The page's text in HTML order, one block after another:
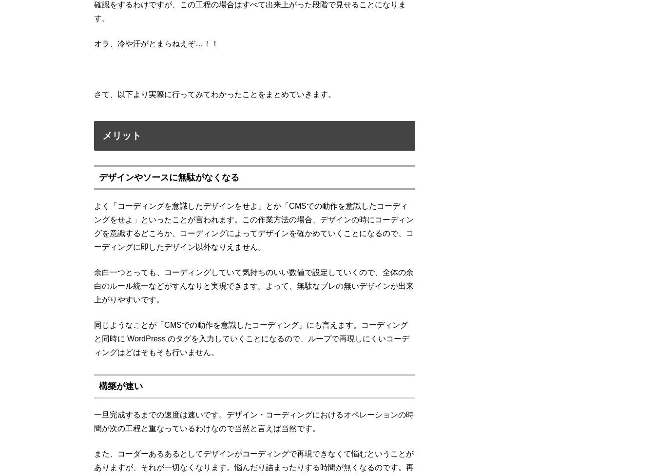
確認をするわけですが、この工程の場合はすべて出来上がった段階で見せることになりま
す。
オラ、冷や汗がとまらねえぞ…！！
さて、以下より実際に行ってみてわかったことをまとめていきます。
メリット
デザインやソースに無駄がなくなる
よく「コーディングを意識したデザインをせよ」とか「CMSでの動作を意識したコーディ
ングをせよ」といったことが言われます。この作業方法の場合、デザインの時にコーディン
グを意識するどころか、コーディングによってデザインを確かめていくことになるので、コ
ーディングに即したデザイン以外なりえません。
余白一つとっても、コーディングしていて気持ちのいい数値で設定していくので、全体の余
白のルール統一などがすんなりと実現できます。よって、無駄なブレの無いデザインが出来
上がりやすいです。
同じようなことが「CMSでの動作を意識したコーディング」にも言えます。コーディング
と同時に WordPress のタグを入力していくことになるので、ループで再現しにくいコーデ
ィングはどはそもそも行いません。
構築が速い
一旦完成するまでの速度は速いです。デザイン・コーディングにおけるオペレーションの時
間が次の工程と重なっているわけなので当然と言えば当然です。
また、コーダーあるあるとしてデザインがコーディングで再現できなくて悩むということが
ありますが、それが一切なくなります。悩んだり詰まったりする時間が無くなるのです。再